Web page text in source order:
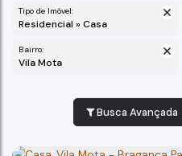
Tipo de Imóvel:
Residencial » Casa
Bairro:
Vila Mota
Busca Avançada